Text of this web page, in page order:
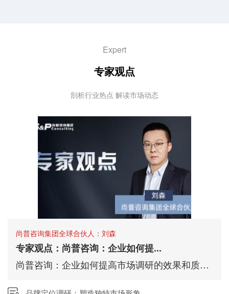
Expert
专家观点
剖析行业热点 解读市场动态
尚普咨询集团全球合伙人：刘森
专家观点：尚普咨询：企业如何提...
尚普咨询：企业如何提高市场调研的效果和质量？